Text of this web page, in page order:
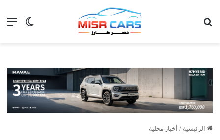
الوضع
الرئيسية / أخبار محلية